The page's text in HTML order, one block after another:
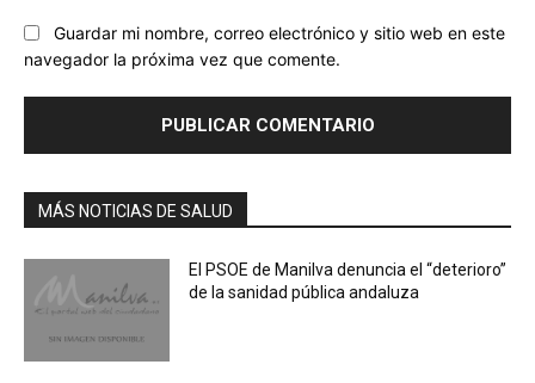
Guardar mi nombre, correo electrónico y sitio web en este
navegador la próxima vez que comente.
MÁS NOTICIAS DE SALUD
El PSOE de Manilva denuncia el “deterioro”
de la sanidad pública andaluza